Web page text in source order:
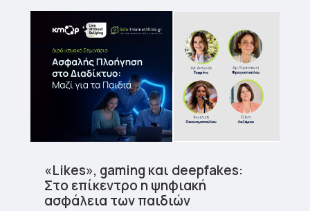
«Likes», gaming και deepfakes:
Στο επίκεντρο η ψηφιακή
ασφάλεια των παιδιών